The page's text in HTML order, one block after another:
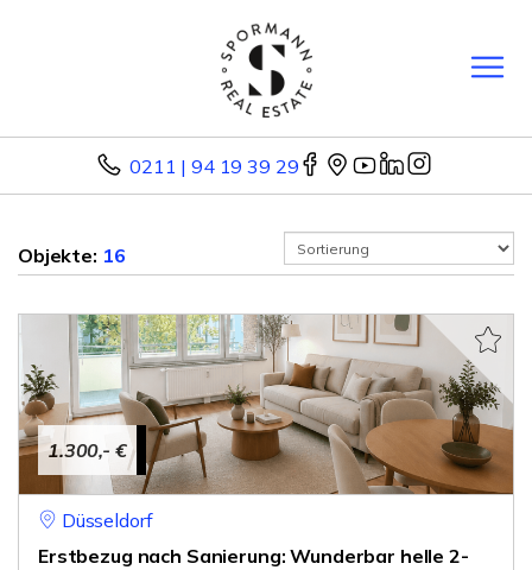
0211 | 94 19 39 29
Objekte: 16
1.300,- €
Düsseldorf
Erstbezug nach Sanierung: Wunderbar helle 2-